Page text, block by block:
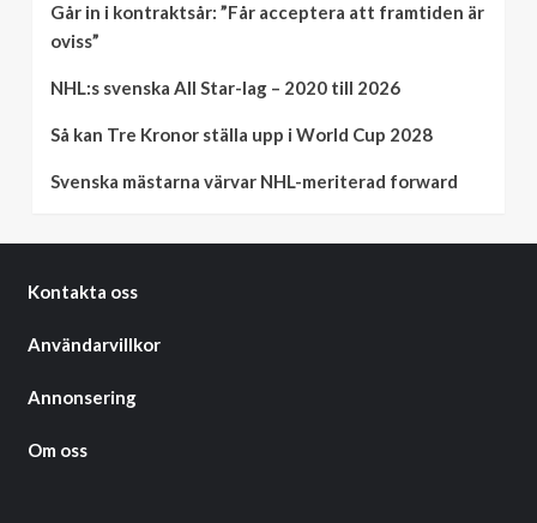
Går in i kontraktsår: ”Får acceptera att framtiden är
oviss”
NHL:s svenska All Star-lag – 2020 till 2026
Så kan Tre Kronor ställa upp i World Cup 2028
Svenska mästarna värvar NHL-meriterad forward
Kontakta oss
Användarvillkor
Annonsering
Om oss